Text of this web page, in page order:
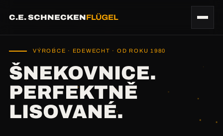
C.E. SCHNECKENFLÜGEL
VÝROBCE · EDEWECHT · OD ROKU 1980
ŠNEKOVNICE.
PERFEKTNĚ
LISOVANÉ.